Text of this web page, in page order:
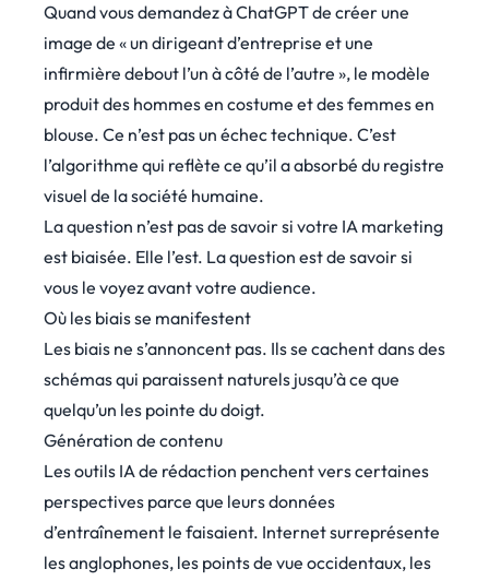
Quand vous demandez à ChatGPT de créer une
image de « un dirigeant d’entreprise et une
infirmière debout l’un à côté de l’autre », le modèle
produit des hommes en costume et des femmes en
blouse. Ce n’est pas un échec technique. C’est
l’algorithme qui reflète ce qu’il a absorbé du registre
visuel de la société humaine.
La question n’est pas de savoir si votre IA marketing
est biaisée. Elle l’est. La question est de savoir si
vous le voyez avant votre audience.
Où les biais se manifestent
Les biais ne s’annoncent pas. Ils se cachent dans des
schémas qui paraissent naturels jusqu’à ce que
quelqu’un les pointe du doigt.
Génération de contenu
Les outils IA de rédaction penchent vers certaines
perspectives parce que leurs données
d’entraînement le faisaient. Internet surreprésente
les anglophones, les points de vue occidentaux, les